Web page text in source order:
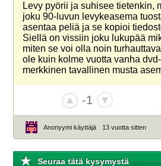
Levy pyörii ja suhisee tietenkin,
joku 90-luvun levykeasema
asentaa peliä ja se kopioi
Siellä on vissiin joku lukupää
miten se voi olla noin
ole kuin kolme vuotta vanha
merkkinen tavallinen musta
-1
Anonyymi käyttäjä 13 vuotta sitten
Seuraa tätä kysymystä